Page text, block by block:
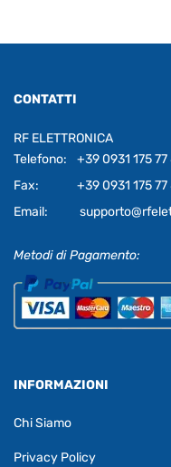
CONTATTI
RF ELETTRONICA
Telefono:
+39 0931 175
Fax:
+39 0931 175
Email:
Metodi di Pagamento:
INFORMAZIONI
Chi Siamo
Privacy Policy